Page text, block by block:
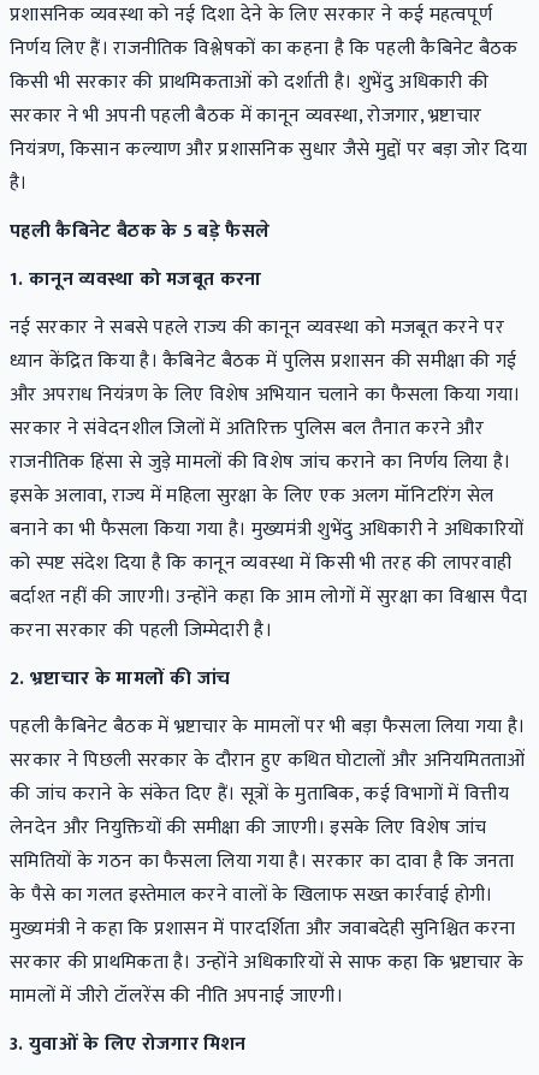
प्रशासनिक व्यवस्था को नई दिशा देने के लिए सरकार ने कई महत्वपूर्ण
निर्णय लिए हैं। राजनीतिक विश्लेषकों का कहना है कि पहली कैबिनेट बैठक
किसी भी सरकार की प्राथमिकताओं को दर्शाती है। शुभेंदु अधिकारी की
सरकार ने भी अपनी पहली बैठक में कानून व्यवस्था, रोजगार, भ्रष्टाचार
नियंत्रण, किसान कल्याण और प्रशासनिक सुधार जैसे मुद्दों पर बड़ा जोर दिया
है।
पहली कैबिनेट बैठक के 5 बड़े फैसले
1. कानून व्यवस्था को मजबूत करना
नई सरकार ने सबसे पहले राज्य की कानून व्यवस्था को मजबूत करने पर
ध्यान केंद्रित किया है। कैबिनेट बैठक में पुलिस प्रशासन की समीक्षा की गई
और अपराध नियंत्रण के लिए विशेष अभियान चलाने का फैसला किया गया।
सरकार ने संवेदनशील जिलों में अतिरिक्त पुलिस बल तैनात करने और
राजनीतिक हिंसा से जुड़े मामलों की विशेष जांच कराने का निर्णय लिया है।
इसके अलावा, राज्य में महिला सुरक्षा के लिए एक अलग मॉनिटरिंग सेल
बनाने का भी फैसला किया गया है। मुख्यमंत्री शुभेंदु अधिकारी ने अधिकारियों
को स्पष्ट संदेश दिया है कि कानून व्यवस्था में किसी भी तरह की लापरवाही
बर्दाश्त नहीं की जाएगी। उन्होंने कहा कि आम लोगों में सुरक्षा का विश्वास पैदा
करना सरकार की पहली जिम्मेदारी है।
2. भ्रष्टाचार के मामलों की जांच
पहली कैबिनेट बैठक में भ्रष्टाचार के मामलों पर भी बड़ा फैसला लिया गया है।
सरकार ने पिछली सरकार के दौरान हुए कथित घोटालों और अनियमितताओं
की जांच कराने के संकेत दिए हैं। सूत्रों के मुताबिक, कई विभागों में वित्तीय
लेनदेन और नियुक्तियों की समीक्षा की जाएगी। इसके लिए विशेष जांच
समितियों के गठन का फैसला लिया गया है। सरकार का दावा है कि जनता
के पैसे का गलत इस्तेमाल करने वालों के खिलाफ सख्त कार्रवाई होगी।
मुख्यमंत्री ने कहा कि प्रशासन में पारदर्शिता और जवाबदेही सुनिश्चित करना
सरकार की प्राथमिकता है। उन्होंने अधिकारियों से साफ कहा कि भ्रष्टाचार के
मामलों में जीरो टॉलरेंस की नीति अपनाई जाएगी।
3. युवाओं के लिए रोजगार मिशन